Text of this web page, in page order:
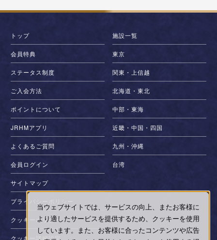
トップ
会員特典
ステータス制度
ご入会方法
ポイントについて
JRHMアプリ
よくあるご質問
会員ログイン
サイトマップ
プライバシーポリシー
クッキーポリシー
クッキー詳細設定
施設一覧
東京
関東・上信越
北海道・東北
中部・東海
近畿・中国・四国
九州・沖縄
台湾
当ウェブサイトでは、サービスの向上、またお客様に
より適したサービスを提供するため、クッキーを使用
しています。また、お客様に合ったコンテンツや広告